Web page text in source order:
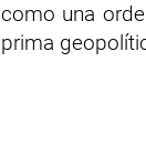
como una
prima